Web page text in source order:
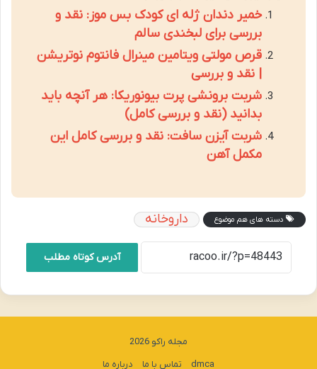
خمیر دندان ژله ای کودک بس موز: نقد و
بررسی برای لبخندی سالم
قرص مولتی ویتامین مینرال فانتوم نوتریشن
| نقد و بررسی
شربت برونشی پرت بیونوریکا: هر آنچه باید
بدانید (نقد و بررسی کامل)
شربت آیزن سافت: نقد و بررسی کامل این
مکمل آهن
دسته های هم موضوع داروخانه
آدرس کوتاه مطلب
مجله راکو 2026
dmca
تماس با ما درباره ما